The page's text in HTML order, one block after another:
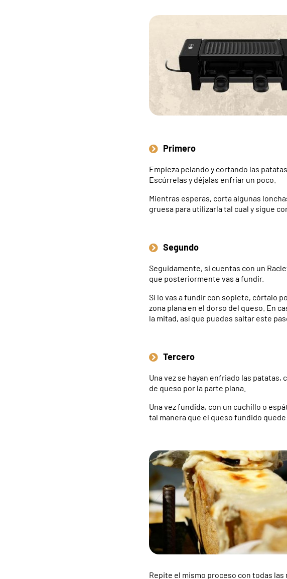
Primero
Empieza pelando y cortando las
Escúrrelas y déjalas enfriar un poco.
Mientras esperas, corta algunas
gruesa para utilizarla tal cual y sigue
Segundo
Seguidamente, si cuentas con un
que posteriormente vas a fundir.
Si lo vas a fundir con soplete, córtalo
zona plana en el dorso del queso. En
la mitad, así que puedes saltar este
Tercero
Una vez se hayan enfriado las
de queso por la parte plana.
Una vez fundida, con un cuchillo o
tal manera que el queso fundido
Repite el mismo proceso con todas las